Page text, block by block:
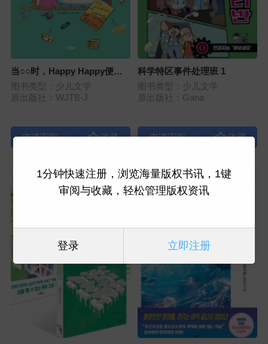
当○○时，Happy Happy便利
店食谱
图书类型：少儿文学
原出版社：WJTB-J
|
科学特区事件处理班 1
图书类型：少儿文学
原出版社：Gana
|
1分钟快速注册，浏览海量版权书讯，1键
审阅与收藏，轻松管理版权资讯
登录 立即注册